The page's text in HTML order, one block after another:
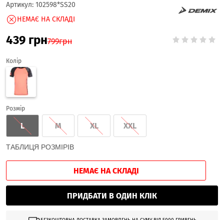
Артикул: 102598*SS20
НЕМАЄ НА СКЛАДІ
439 грн799грн
Колір
Розмір
L M XL XXL
ТАБЛИЦЯ РОЗМІРІВ
НЕМАЄ НА СКЛАДІ
ПРИДБАТИ В ОДИН КЛІК